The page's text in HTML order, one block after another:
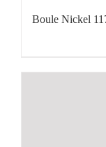
Boule Nickel